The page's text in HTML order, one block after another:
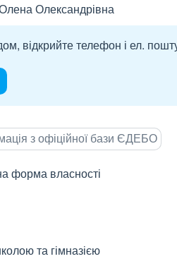
Олександрівна
відкрийте телефон і ел.
з офіційної бази ЄДЕБО
форма власності
та гімназією